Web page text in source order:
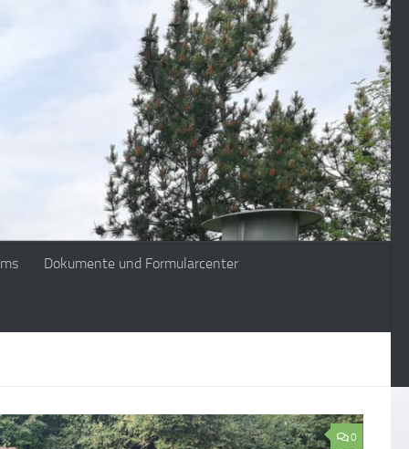
Dokumente und Formularcenter
0